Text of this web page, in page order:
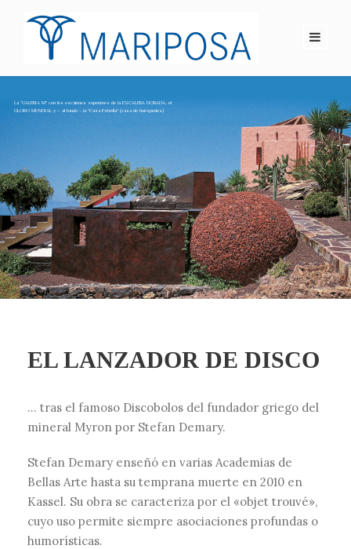
EL LANZADOR DE DISCO
… tras el famoso Discobolos del fundador griego del
mineral Myron por Stefan Demary.
Stefan Demary enseñó en varias Academias de
Bellas Arte hasta su temprana muerte en 2010 en
Kassel. Su obra se caracteriza por el «objet trouvé»,
cuyo uso permite siempre asociaciones profundas o
humorísticas.